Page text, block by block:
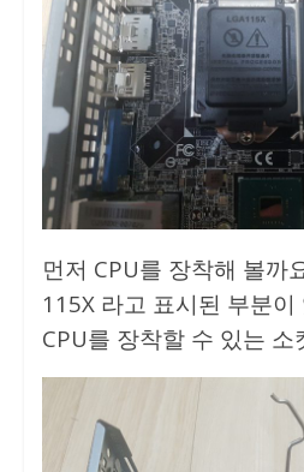
먼저 CPU를 장착해 볼까
115X 라고 표시된 부분
CPU를 장착할 수 있는 소